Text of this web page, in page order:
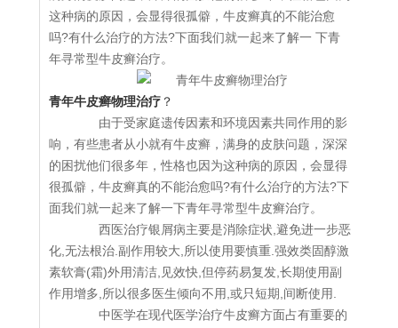
这种病的原因，会显得很孤僻，牛皮癣真的不能治愈
吗?有什么治疗的方法?下面我们就一起来了解一 下青
年寻常型牛皮癣治疗。
青年牛皮癣物理治疗 ？
由于受家庭遗传因素和环境因素共同作用的影
响，有些患者从小就有牛皮癣，满身的皮肤问题，深深
的困扰他们很多年，性格也因为这种病的原因，会显得
很孤僻，牛皮癣真的不能治愈吗?有什么治疗的方法?下
面我们就一起来了解一下青年寻常型牛皮癣治疗。
西医治疗银屑病主要是消除症状,避免进一步恶
化,无法根治.副作用较大,所以使用要慎重.强效类固醇激
素软膏(霜)外用清洁,见效快,但停药易复发,长期使用副
作用增多,所以很多医生倾向不用,或只短期,间断使用.
中医学在现代医学治疗牛皮癣方面占有重要的